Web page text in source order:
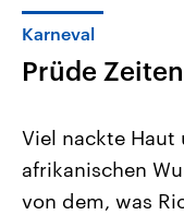
Themen
Karneval
Prüde
Viel nackte
afrikanischen
von dem, was